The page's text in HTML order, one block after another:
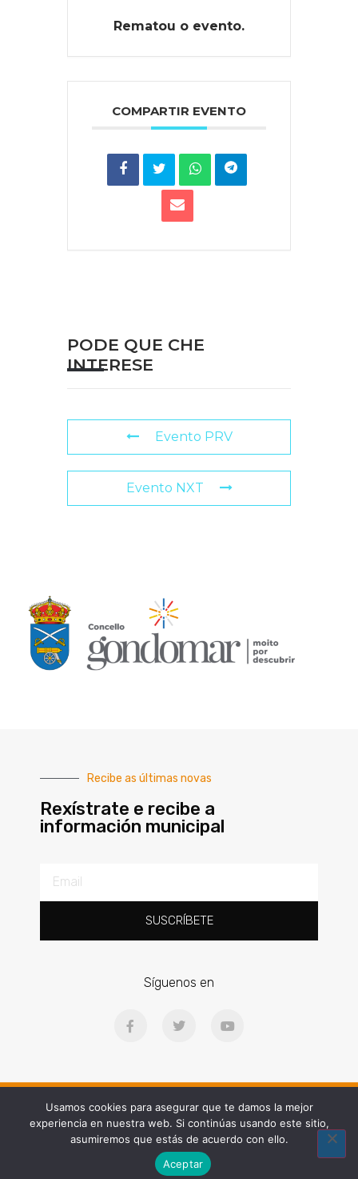
Rematou o evento.
COMPARTIR EVENTO
PODE QUE CHE
INTERESE
Evento PRV
Evento NXT
Recibe as últimas novas
Rexístrate e recibe a
información municipal
SUSCRÍBETE
Síguenos en
Ⓒ2025 | Concello de Gondomar | Praza Doctor Latino Salgueiro, 1, 36380
Web diseñada por People and Brand
Algúns dereitos reservados © 2025
Usamos cookies para asegurar que te damos la mejor
experiencia en nuestra web. Si continúas usando este sitio,
asumiremos que estás de acuerdo con ello.
Aceptar